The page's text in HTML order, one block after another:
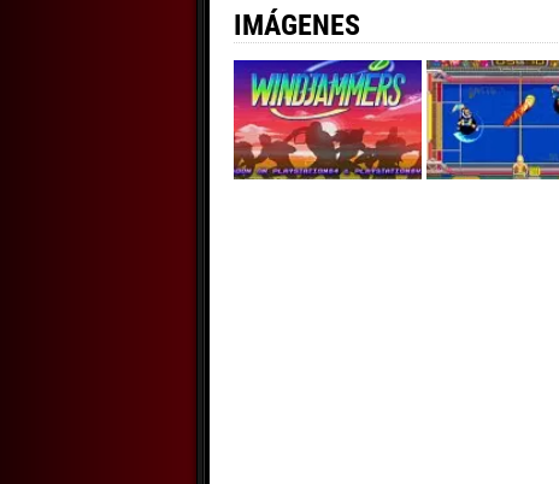
IMÁGENES